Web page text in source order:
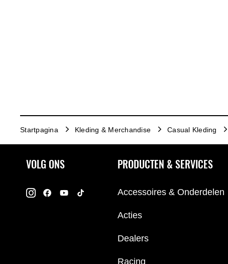
Startpagina Kleding & Merchandise Casual Kleding
VOLG ONS PRODUCTEN & SERVICES
Accessoires & Onderdelen
Acties
Dealers
Racing